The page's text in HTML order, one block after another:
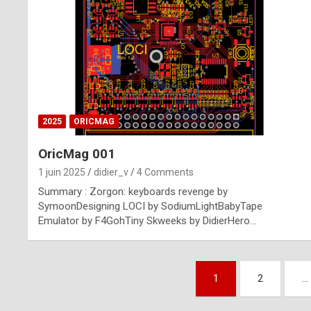
2025 ORICMAG
OricMag 001
1 juin 2025 didier_v 4 Comments
Summary : Zorgon: keyboards revenge by
SymoonDesigning LOCI by SodiumLightBabyTape
Emulator by F4GohTiny Skweeks by DidierHero…
1 2 …